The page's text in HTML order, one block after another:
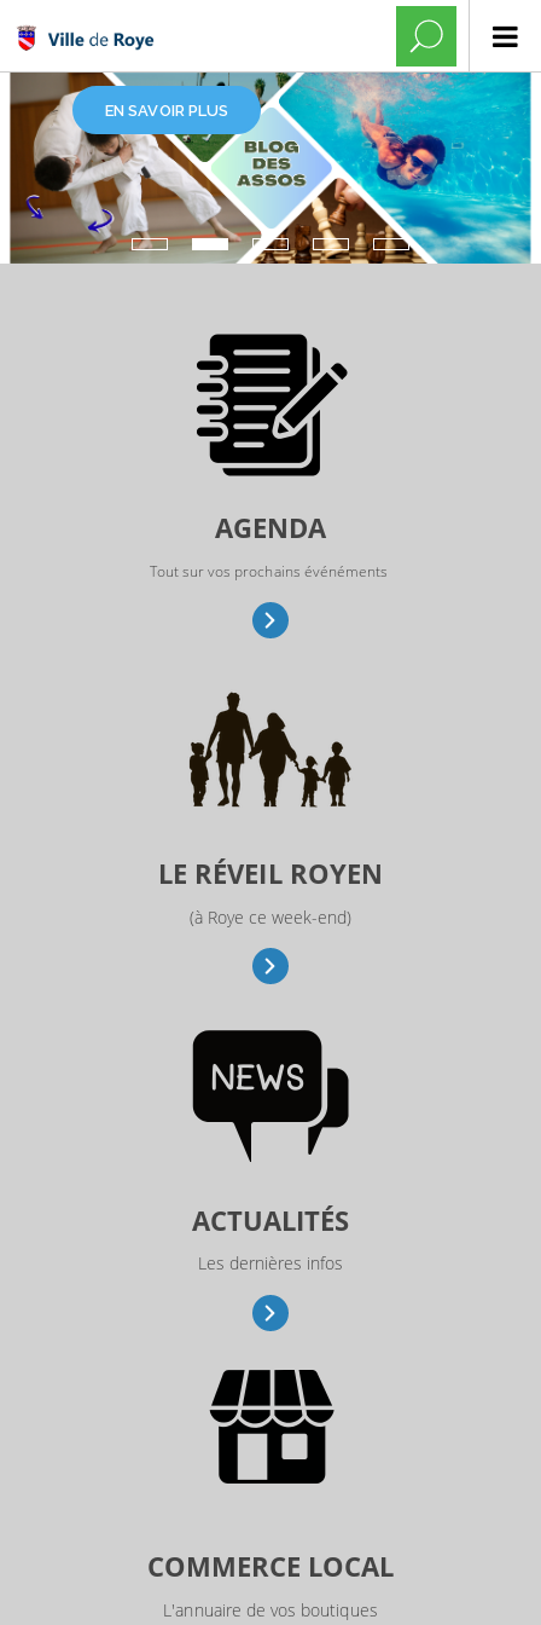
EN SAVOIR PLUS
AGENDA
Tout sur vos prochains événéments
LE RÉVEIL ROYEN
(à Roye ce week-end)
ACTUALITÉS
Les dernières infos
COMMERCE LOCAL
L'annuaire de vos boutiques